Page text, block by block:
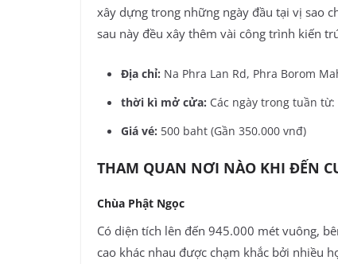
xây dựng trong những ngày đầu tại vị sao
sau này đều xây thêm vài công trình kiến
Địa chỉ: Na Phra Lan Rd, Phra Borom
thời kì mở cửa: Các ngày trong tuần
Giá vé: 500 baht (Gần 350.000 vnđ)
THAM QUAN NƠI NÀO KHI ĐẾN
Chùa Phật Ngọc
Có diện tích lên đến 945.000 mét vuông,
cao khác nhau được chạm khắc bởi nhiều